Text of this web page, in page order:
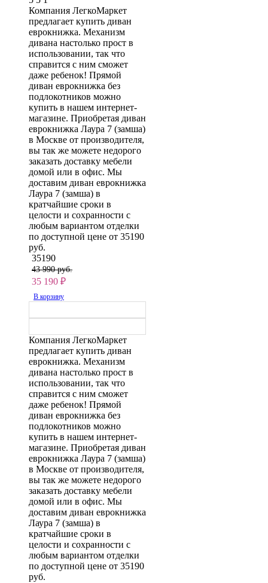
Компания ЛегкоМаркет
предлагает купить диван
еврокнижка. Механизм
дивана настолько прост в
использовании, так что
справится с ним сможет
даже ребенок! Прямой
диван еврокнижка без
подлокотников можно
купить в нашем интернет-
магазине. Приобретая диван
еврокнижка Лаура 7 (замша)
в Москве от производителя,
вы так же можете недорого
заказать доставку мебели
домой или в офис. Мы
доставим диван еврокнижка
Лаура 7 (замша) в
кратчайшие сроки в
целости и сохранности с
любым вариантом отделки
по доступной цене от 35190
руб.
35190
43 990 руб.
35 190 ₽
В корзину
Компания ЛегкоМаркет
предлагает купить диван
еврокнижка. Механизм
дивана настолько прост в
использовании, так что
справится с ним сможет
даже ребенок! Прямой
диван еврокнижка без
подлокотников можно
купить в нашем интернет-
магазине. Приобретая диван
еврокнижка Лаура 7 (замша)
в Москве от производителя,
вы так же можете недорого
заказать доставку мебели
домой или в офис. Мы
доставим диван еврокнижка
Лаура 7 (замша) в
кратчайшие сроки в
целости и сохранности с
любым вариантом отделки
по доступной цене от 35190
руб.